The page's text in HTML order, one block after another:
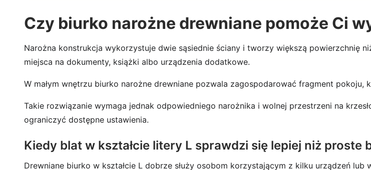
Czy biurko narożne drewniane pomoże Ci
Narożna konstrukcja wykorzystuje dwie sąsiednie ściany i tworzy większą powierzchnię
miejsca na dokumenty, książki albo urządzenia dodatkowe.
W małym wnętrzu biurko narożne drewniane pozwala zagospodarować fragment
Takie rozwiązanie wymaga jednak odpowiedniego narożnika i wolnej przestrzeni na
ograniczyć dostępne ustawienia.
Kiedy blat w kształcie litery L sprawdzi się lepiej niż proste
Drewniane biurko w kształcie L dobrze służy osobom korzystającym z kilku urządzeń